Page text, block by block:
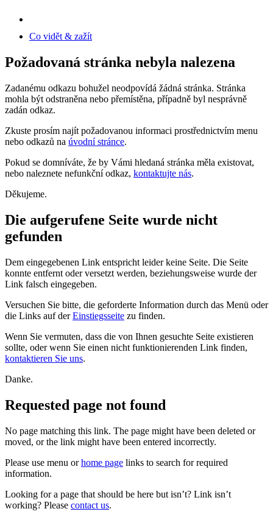
Co vidět & zažít
Požadovaná stránka nebyla nalezena
Zadanému odkazu bohužel neodpovídá žádná stránka. Stránka
mohla být odstraněna nebo přemístěna, případně byl nesprávně
zadán odkaz.
Zkuste prosím najít požadovanou informaci prostřednictvím menu
nebo odkazů na úvodní stránce.
Pokud se domníváte, že by Vámi hledaná stránka měla existovat,
nebo naleznete nefunkční odkaz, kontaktujte nás.
Děkujeme.
Die aufgerufene Seite wurde nicht
gefunden
Dem eingegebenen Link entspricht leider keine Seite. Die Seite
konnte entfernt oder versetzt werden, beziehungsweise wurde der
Link falsch eingegeben.
Versuchen Sie bitte, die geforderte Information durch das Menü oder
die Links auf derEinstiegsseite zu finden.
Wenn Sie vermuten, dass die von Ihnen gesuchte Seite existieren
sollte, oder wenn Sie einen nicht funktionierenden Link finden,
kontaktieren Sie uns.
Danke.
Requested page not found
No page matching this link. The page might have been deleted or
moved, or the link might have been entered incorrectly.
Please use menu orhome page links to search for required
information.
Looking for a page that should be here but isn’t? Link isn’t
working? Please contact us.